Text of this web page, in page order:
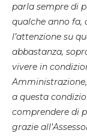
parla sempre di
qualche anno fa,
l’attenzione su
abbastanza,
vivere in
a questa
comprendere di
grazie